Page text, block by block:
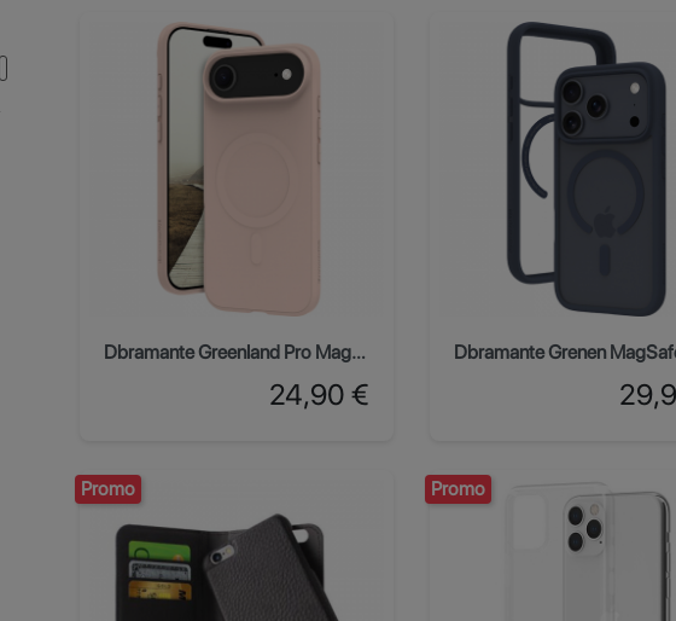
Dbramante Greenland Pro MagSafe iPhone Air - Rose pâle
Prix
24,90 €
Prix
Promo Promo